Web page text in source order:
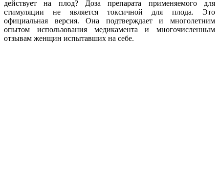
действует на плод? Доза препарата применяемого для
стимуляции не является токсичной для плода. Это
официальная версия. Она подтверждает и многолетним
опытом использования медикамента и многочисленным
отзывам женщин испытавших на себе.